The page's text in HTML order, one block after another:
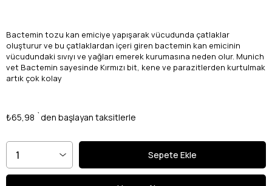
Bactemin tozu kan emiciye yapışarak vücudunda çatlaklar
oluşturur ve bu çatlaklardan içeri giren bactemin kan emicinin
vücudundaki sıvıyı ve yağları emerek kurumasına neden olur. Munich
vet Bactemin sayesinde Kırmızı bit, kene ve parazitlerden kurtulmak
artık çok kolay
₺65,98 `den başlayan taksitlerle